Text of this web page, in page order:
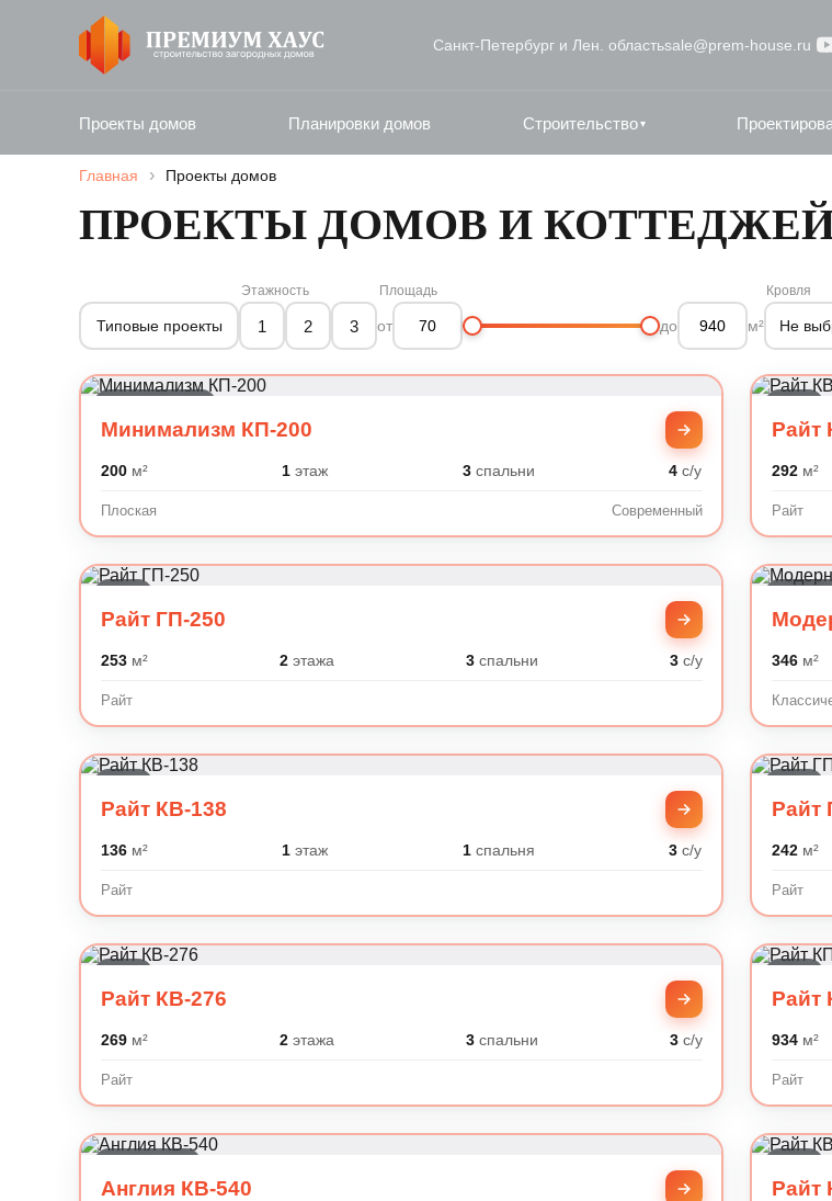
Санкт‑Петербург и Лен. областьsale@prem-house.ru
Проекты домов Планировки домов Строительство ▾
Главная › Проекты домов
ПРОЕКТЫ ДОМОВ И
Типовые проекты
Этажность
1 2 3
Площадь
от до м²
Кровля
Не
Минимализм КП-200
200м² 1 этаж 3спальни 4 с/у
Плоская Современный
Райт
292м²
Райт
Райт ГП-250
253м² 2этажа 3спальни 3с/у
Райт
346м²
Райт КВ-138
136м² 1 этаж 1спальня 3 с/у
Райт
Райт
242м²
Райт
Райт КВ-276
269м² 2этажа 3спальни 3с/у
Райт
Райт
934м²
Райт
Англия КВ-540 Райт